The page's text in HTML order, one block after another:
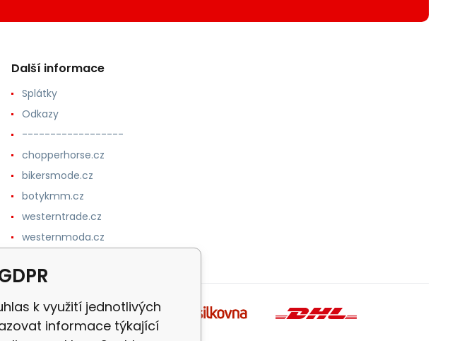
Další informace
Splátky
Odkazy
------------------
chopperhorse.cz
bikersmode.cz
botykmm.cz
westerntrade.cz
westernmoda.cz
k využití jednotlivých
informace týkající